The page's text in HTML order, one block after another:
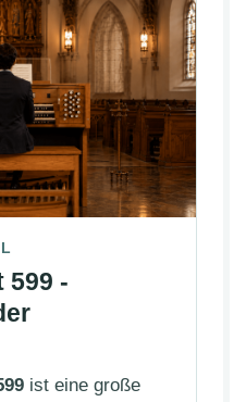
599 -
ist eine große